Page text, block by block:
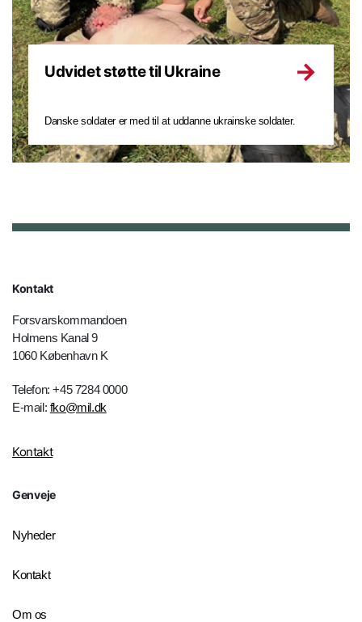
Udvidet støtte til Ukraine
Danske soldater er med til at uddanne ukrainske soldater.
Kontakt
Forsvarskommandoen
Holmens Kanal 9
1060 København K
Telefon: +45 7284 0000
E-mail: fko@mil.dk
Kontakt
Genveje
Nyheder
Kontakt
Om os